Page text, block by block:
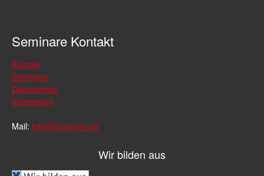
Seminare Kontakt
Kontakt
Seminare
Datenschutz
Impressum
Mail: info@casa-pm.de
Wir bilden aus